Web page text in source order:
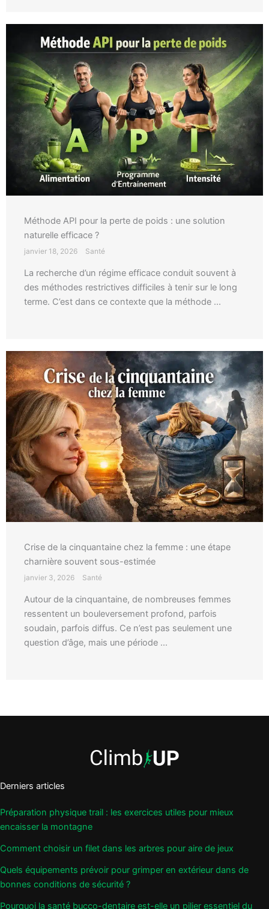
Méthode API pour la perte de poids : une solution
naturelle efficace ?
janvier 18, 2026 Santé
La recherche d’un régime efficace conduit souvent à
des méthodes restrictives difficiles à tenir sur le long
terme. C’est dans ce contexte que la méthode ...
Crise de la cinquantaine chez la femme : une étape
charnière souvent sous-estimée
janvier 3, 2026 Santé
Autour de la cinquantaine, de nombreuses femmes
ressentent un bouleversement profond, parfois
soudain, parfois diffus. Ce n’est pas seulement une
question d’âge, mais une période ...
Derniers articles
Préparation physique trail : les exercices utiles pour mieux
encaisser la montagne
Comment choisir un filet dans les arbres pour aire de jeux
Quels équipements prévoir pour grimper en extérieur dans de
bonnes conditions de sécurité ?
Pourquoi la santé bucco-dentaire est-elle un pilier essentiel du